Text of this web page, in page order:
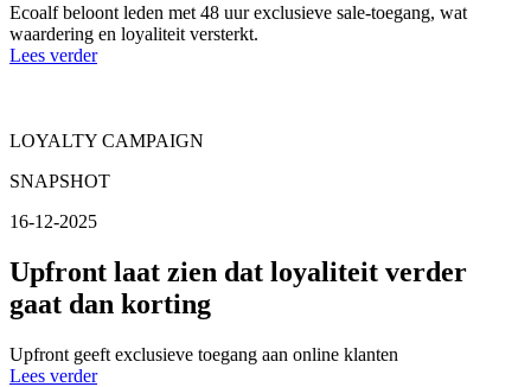
Ecoalf beloont leden met 48 uur exclusieve sale-toegang, wat
waardering en loyaliteit versterkt.
Lees verder
LOYALTY CAMPAIGN
SNAPSHOT
16-12-2025
Upfront laat zien dat loyaliteit verder
gaat dan korting
Upfront geeft exclusieve toegang aan online klanten
Lees verder